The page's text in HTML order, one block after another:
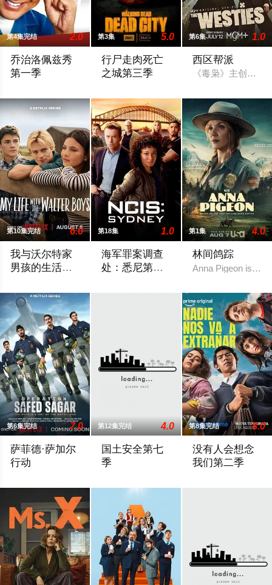
第4集完结 2.0
乔治洛佩兹秀
第一季
第3集 5.0
行尸走肉死亡
之城第三季
第6集 1.0
西区帮派
《毒枭》主创克
第10集完结 6.0
我与沃尔特家
男孩的生活第
第18集 1.0
海军罪案调查
处：悉尼第三
第1集 4.0
林间鸽踪
Anna Pigeon is a
第6集完结 7.0
萨菲德·萨加尔
行动
第12集完结 4.0
国土安全第七
季
第8集完结 8.0
没有人会想念
我们第二季